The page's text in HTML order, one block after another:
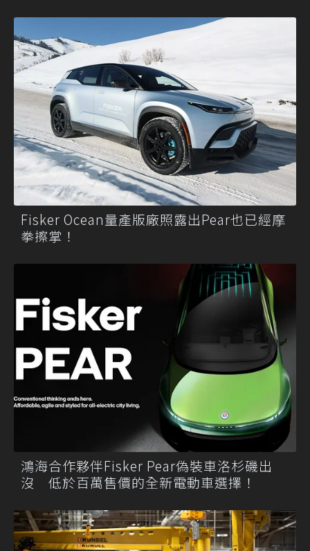
Fisker Ocean量產版廠照露出Pear也已經摩
拳擦掌！
鴻海合作夥伴Fisker Pear偽裝車洛杉磯出
沒 低於百萬售價的全新電動車選擇！